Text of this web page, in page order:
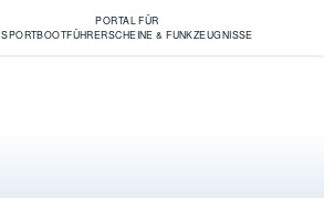
PORTAL FÜR
SPORTBOOTFÜHRERSCHEINE & FUNKZEUGNISSE